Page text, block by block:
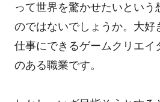
って世界を驚かせたいという
のではないでしょうか。大好
仕事にできるゲームクリエイ
のある職業です。